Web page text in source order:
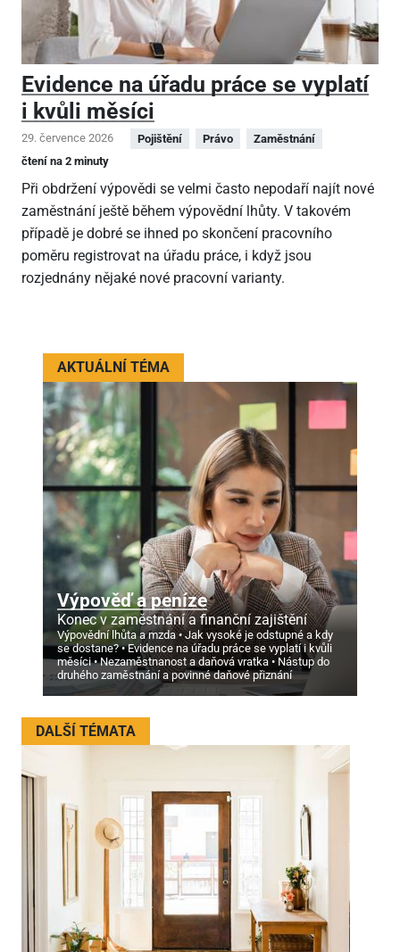
Evidence na úřadu práce se vyplatí
i kvůli měsíci
29. července 2026 Pojištění Právo
Zaměstnání
čtení na 2 minuty
Při obdržení výpovědi se velmi často nepodaří najít nové
zaměstnání ještě během výpovědní lhůty. V takovém
případě je dobré se ihned po skončení pracovního
poměru registrovat na úřadu práce, i když jsou
rozjednány nějaké nové pracovní varianty.
AKTUÁLNÍ TÉMA
Výpověď a peníze
Konec v zaměstnání a finanční zajištění
Výpovědní lhůta a mzda
Jak vysoké je odstupné a kdy
se dostane?
Evidence na úřadu práce se vyplatí i kvůli
měsíci
Nezaměstnanost a daňová vratka
Nástup do
druhého zaměstnání a povinné daňové přiznání
DALŠÍ TÉMATA